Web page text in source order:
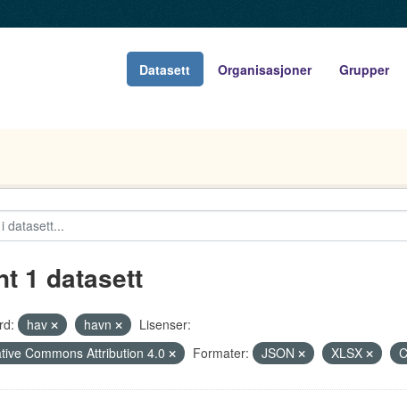
Datasett Organisasjoner Grupper
1 datasett
hav havn
Lisenser:
Commons Attribution 4.0
Formater: JSON XLSX